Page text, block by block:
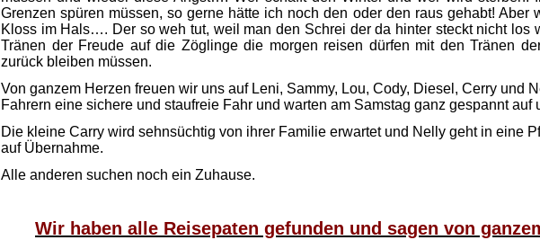
Grenzen spüren müssen, so gerne hätte ich noch den oder den raus gehabt! Aber
Kloss im Hals…. Der so weh tut, weil man den Schrei der da hinter steckt nicht los
Tränen der Freude auf die Zöglinge die morgen reisen dürfen mit den Tränen
zurück bleiben müssen.
Von ganzem Herzen freuen wir uns auf Leni, Sammy, Lou, Cody, Diesel, Cerry und
Fahrern eine sichere und staufreie Fahr und warten am Samstag ganz gespannt auf
Die kleine Carry wird sehnsüchtig von ihrer Familie erwartet und Nelly geht in eine
auf Übernahme.
Alle anderen suchen noch ein Zuhause.
Wir haben alle Reisepaten gefunden und sagen von